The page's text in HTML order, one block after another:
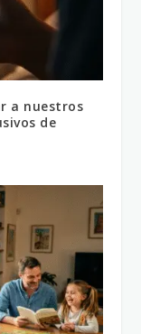
a nuestros
de